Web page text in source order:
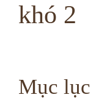
khó 2
Mục lục